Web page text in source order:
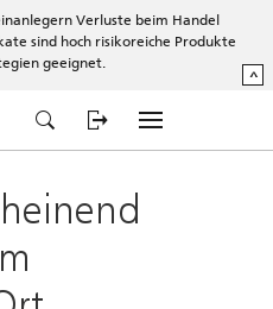
Verluste beim Handel
sind hoch risikoreiche Produkte
geeignet.
^